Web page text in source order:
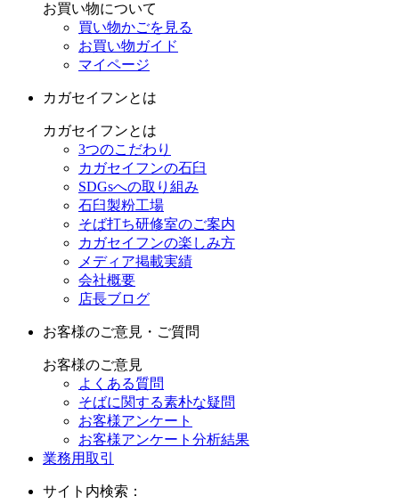
お買い物について
買い物かごを見る
お買い物ガイド
マイページ
カガセイフンとは
カガセイフンとは
3つのこだわり
カガセイフンの石臼
SDGsへの取り組み
石臼製粉工場
そば打ち研修室のご案内
カガセイフンの楽しみ方
メディア掲載実績
会社概要
店長ブログ
お客様のご意見・ご質問
お客様のご意見
よくある質問
そばに関する素朴な疑問
お客様アンケート
お客様アンケート分析結果
業務用取引
サイト内検索：